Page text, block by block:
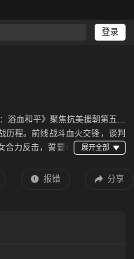
登录
浴血和平》聚焦抗美援朝第五次
历程。前线战斗血火交锋，谈判
力反击，誓要奉
报错 分享